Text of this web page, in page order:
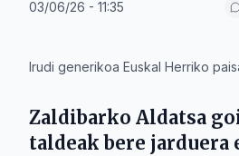
03/06/26 - 11:35
Irudi generikoa Euskal Herriko
Zaldibarko Aldatsa
taldeak bere jarduera